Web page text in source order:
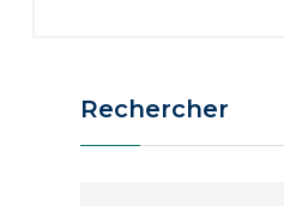
Rechercher